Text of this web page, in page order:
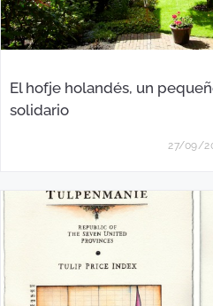
El hofje holandés, un
solidario
27/09/